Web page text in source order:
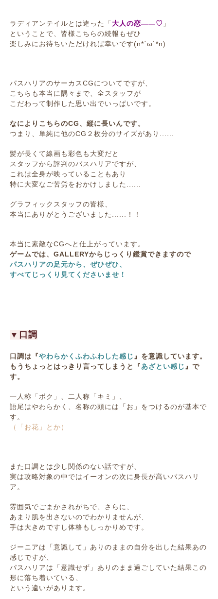
ラディアンテイルとは違った「大人の恋――♡ 」
ということで、皆様こちらの続報もぜひ
楽しみにお待ちいただければ幸いです(n*´ω`*n)
パスハリアのサーカスCGについてですが、
こちらも本当に隅々まで、全スタッフが
こだわって制作した思い出でいっぱいです。
なによりこちらのCG、縦に長いんです。
つまり、単純に他のCG２枚分のサイズがあり......
髪が長くて線画も彩色も大変だと
スタッフから評判のパスハリアですが、
これは全身が映っていることもあり
特に大変なご苦労をおかけしました......
グラフィックスタッフの皆様、
本当にありがとうございました......！！
本当に素敵なCGへと仕上がっています。
ゲームでは、GALLERYからじっくり鑑賞できますので
パスハリアの足元から、ぜひぜひ、
すべてじっくり見てくださいませ！
▼口調
口調は『やわらかくふわふわした感じ 』を意識しています。
もうちょっとはっきり言ってしまうと『あざとい感じ 』で
す。
一人称「ボク」、二人称「キミ」、
語尾はやわらかく、名称の頭には「お」をつけるのが基本で
す。
（「お花」とか）
また口調とは少し関係のない話ですが、
実は攻略対象の中ではイーオンの次に身長が高いパスハリ
ア。
雰囲気でごまかされがちで、さらに、
あまり肌を出さないのでわかりませんが、
手は大きめですし体格もしっかりめです。
ジーニアは「意識して」ありのままの自分を出した結果あの
感じですが、
パスハリアは「意識せず」ありのまま過ごしていた結果この
形に落ち着いている、
という違いがあります。